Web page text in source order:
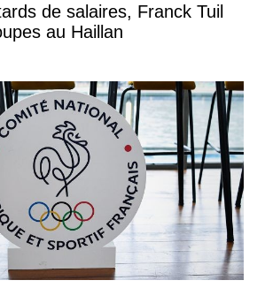
de salaires, Franck Tuil
au Haillan